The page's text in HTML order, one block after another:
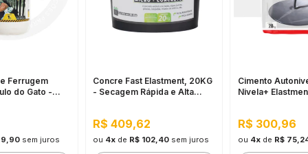
Ferrugem
do Gato -
sem juros
Concre Fast Elastment, 20KG
- Secagem Rápida e Alta
R$ 409,62
ou 4x de R$ 102,40 sem juros
Cimento
Nivela+
R$ 300,96
ou 4xde R$